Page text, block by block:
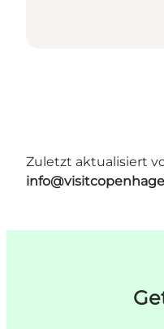
Zuletzt aktualisiert